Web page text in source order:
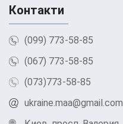
Контакти
(099) 773-58-85
(067) 773-58-85
(073)773-58-85
ukraine.maa@gmail.com